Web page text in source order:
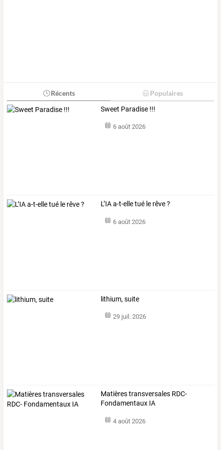
Récents Populaires
Sweet Paradise !!!
6 août 2026
L’IA a-t-elle tué le rêve ?
6 août 2026
lithium, suite
29 juil. 2026
Matières transversales RDC-
Fondamentaux IA
4 août 2026